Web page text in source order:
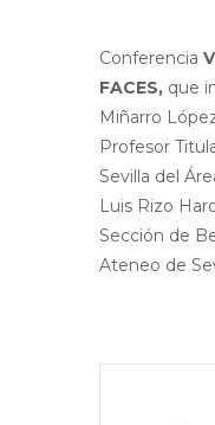
Conferencia
FACES, que
Miñarro
Profesor
Sevilla del
Luis Rizo
Sección de
Ateneo de